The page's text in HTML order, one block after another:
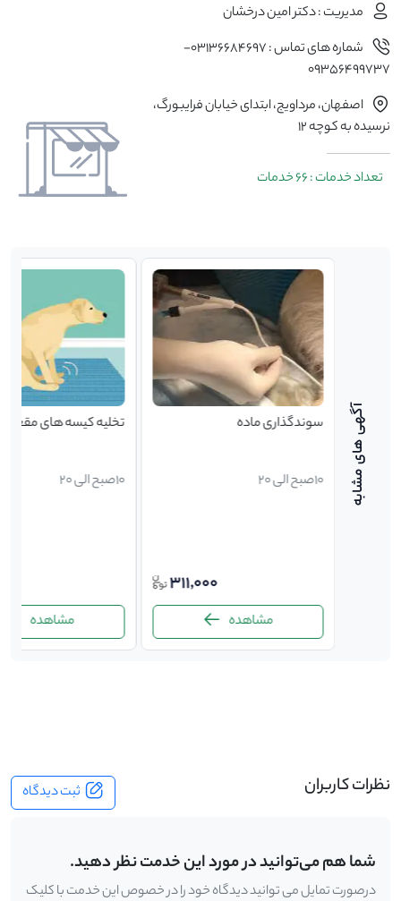
مدیریت : دکتر امین درخشان
شماره های تماس : 03136684697-
09356499737
اصفهان، مرداویج، ابتدای خیابان فرایبورگ،
نرسیده به کوچه 12
تعداد خدمات : 66 خدمات
سوندگذاری ماده
10صبح الی 20
311,000
مشاهده
تخلیه کیسه های
10صبح الی 20
مشاهده
نظرات کاربران ثبت دیدگاه
شما هم می‌توانید در مورد این خدمت نظر دهید.
درصورت تمایل می توانید دیدگاه خود را در خصوص این خدمت با کلیک